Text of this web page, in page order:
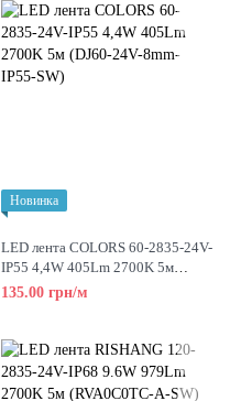
Новинка
LED лента COLORS 60-2835-24V-
IP55 4,4W 405Lm 2700K 5м
(DJ60-24V-8mm-IP55-SW)
135.00 грн/м